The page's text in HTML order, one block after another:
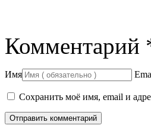
Комментарий
Имя
Сохранить моё имя, email и